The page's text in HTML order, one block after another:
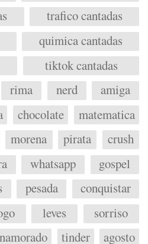
trafico cantadas
quimica cantadas
tiktok cantadas
rima nerd
amiga
chocolate
matematica
morena pirata
crush
whatsapp
gospel
pesada
conquistar
leves
sorriso
namorado tinder agosto